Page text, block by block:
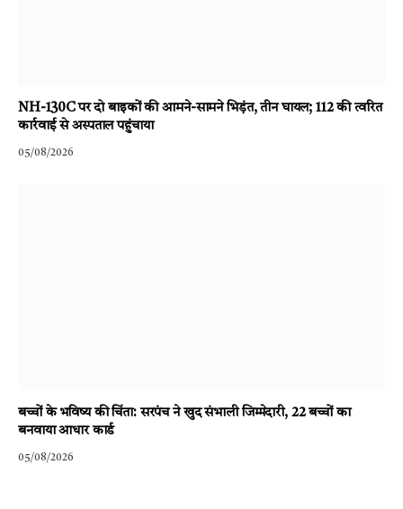
NH-130C पर दो बाइकों की आमने-सामने भिड़ंत, तीन घायल; 112 की त्वरित
कार्रवाई से अस्पताल पहुंचाया
05/08/2026
बच्चों के भविष्य की चिंता: सरपंच ने खुद संभाली जिम्मेदारी, 22 बच्चों का
बनवाया आधार कार्ड
05/08/2026